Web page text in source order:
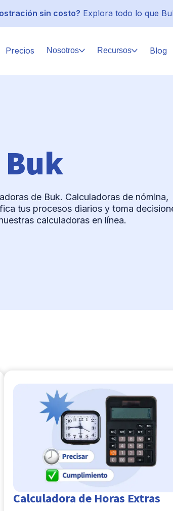
sin costo? Explora todo lo que
Precios Nosotros Recursos Blog
de Buk. Calculadoras de nómina,
tus procesos diarios y toma
calculadoras en línea.
Calculadora de Horas Extras